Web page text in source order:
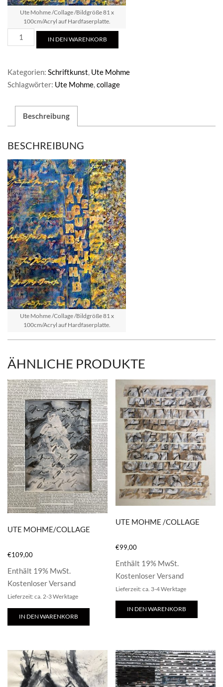
Ute Mohme /Collage /Bildgröße 81 x
100cm/Acryl auf Hardfaserplatte.
IN DEN WARENKORB
Kategorien: Schriftkunst Ute Mohme
Schlagwörter: Ute Mohme collage
Beschreibung
BESCHREIBUNG
Ute Mohme /Collage /Bildgröße 81 x
100cm/Acryl auf Hardfaserplatte.
ÄHNLICHE PRODUKTE
UTE MOHME/COLLAGE
€109,00
Enthält 19% MwSt.
Kostenloser Versand
Lieferzeit: ca. 2-3 Werktage
IN DEN WARENKORB
UTE MOHME /COLLAGE
€99,00
Enthält 19% MwSt.
Kostenloser Versand
Lieferzeit: ca. 3-4 Werktage
IN DEN WARENKORB